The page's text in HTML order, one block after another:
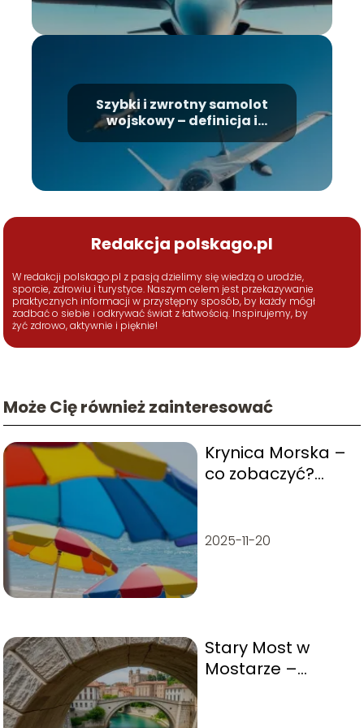
Szybki i zwrotny samolot
wojskowy – definicja i
Redakcja polskago.pl
W redakcji polskago.pl z pasją dzielimy się wiedzą o urodzie,
sporcie, zdrowiu i turystyce. Naszym celem jest przekazywanie
praktycznych informacji w przystępny sposób, by każdy mógł
zadbać o siebie i odkrywać świat z łatwością. Inspirujemy, by
żyć zdrowo, aktywnie i pięknie!
Może Cię również zainteresować
Krynica Morska –
co zobaczyć?
do odwiedzenia
2025-11-20
Stary Most w
Mostarze –